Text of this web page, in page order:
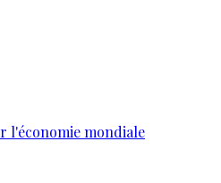
l'économie mondiale